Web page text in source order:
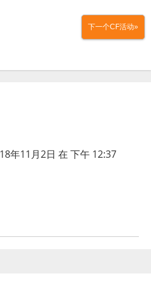
下一个CF活动»
年11月2日 在 下午 12:37